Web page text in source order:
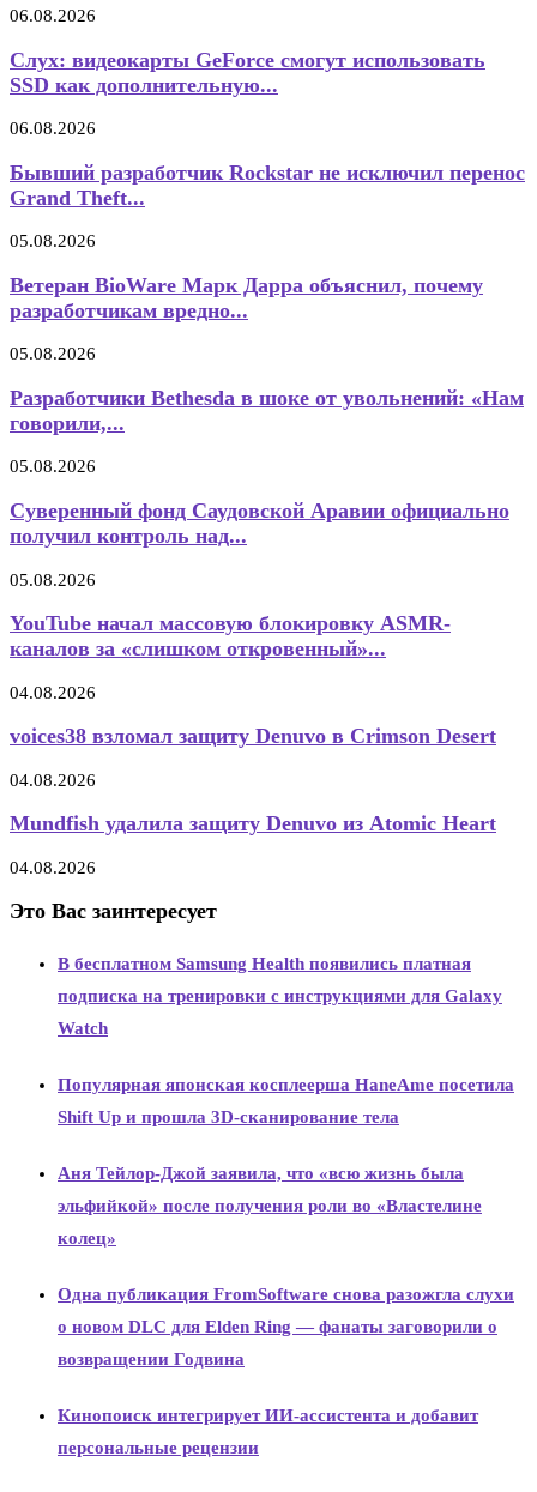
06.08.2026
Слух: видеокарты GeForce смогут использовать
SSD как дополнительную...
06.08.2026
Бывший разработчик Rockstar не исключил перенос
Grand Theft...
05.08.2026
Ветеран BioWare Марк Дарра объяснил, почему
разработчикам вредно...
05.08.2026
Разработчики Bethesda в шоке от увольнений: «Нам
говорили,...
05.08.2026
Суверенный фонд Саудовской Аравии официально
получил контроль над...
05.08.2026
YouTube начал массовую блокировку ASMR-
каналов за «слишком откровенный»...
04.08.2026
voices38 взломал защиту Denuvo в Crimson Desert
04.08.2026
Mundfish удалила защиту Denuvo из Atomic Heart
04.08.2026
Это Вас заинтересует
В бесплатном Samsung Health появились платная
подписка на тренировки с инструкциями для Galaxy
Watch
Популярная японская косплеерша HaneAme посетила
Shift Up и прошла 3D-сканирование тела
Аня Тейлор-Джой заявила, что «всю жизнь была
эльфийкой» после получения роли во «Властелине
колец»
Одна публикация FromSoftware снова разожгла слухи
о новом DLC для Elden Ring — фанаты заговорили о
возвращении Годвина
Кинопоиск интегрирует ИИ-ассистента и добавит
персональные рецензии